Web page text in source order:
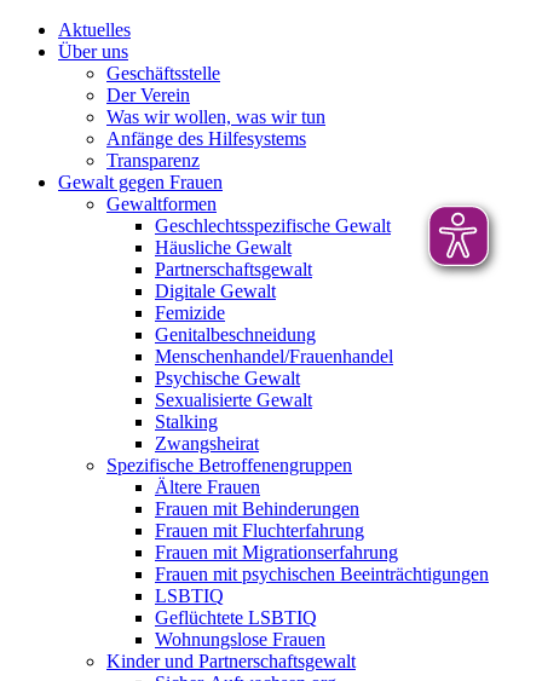
Aktuelles
Über uns
Geschäftsstelle
Der Verein
Was wir wollen, was wir tun
Anfänge des Hilfesystems
Transparenz
Gewalt gegen Frauen
Gewaltformen
Geschlechtsspezifische Gewalt
Häusliche Gewalt
Partnerschaftsgewalt
Digitale Gewalt
Femizide
Genitalbeschneidung
Menschenhandel/Frauenhandel
Psychische Gewalt
Sexualisierte Gewalt
Stalking
Zwangsheirat
Spezifische Betroffenengruppen
Ältere Frauen
Frauen mit Behinderungen
Frauen mit Fluchterfahrung
Frauen mit Migrationserfahrung
Frauen mit psychischen Beeinträchtigungen
LSBTIQ
Geflüchtete LSBTIQ
Wohnungslose Frauen
Kinder und Partnerschaftsgewalt